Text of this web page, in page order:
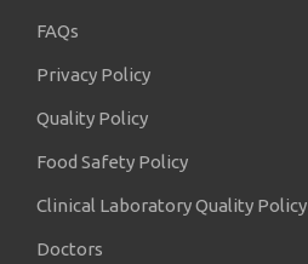
FAQs
Privacy Policy
Quality Policy
Food Safety Policy
Clinical Laboratory Quality Policy
Doctors